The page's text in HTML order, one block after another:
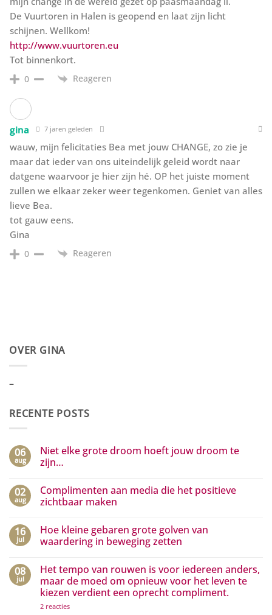
De Vuurtoren in Halen is geopend en laat zijn licht
schijnen. Wellkom!
http://www.vuurtoren.eu
Tot binnenkort.
0 Reageren
gina 7 jaren geleden
wauw, mijn felicitaties Bea met jouw CHANGE, zo zie je
maar dat ieder van ons uiteindelijk geleid wordt naar
datgene waarvoor je hier zijn hé. OP het juiste moment
zullen we elkaar zeker weer tegenkomen. Geniet van alles
lieve Bea.
tot gauw eens.
Gina
0 Reageren
OVER GINA
–
RECENTE POSTS
06
aug
Niet elke grote droom hoeft jouw droom te
zijn…
op
Niet
elke
hoeft
jouw
droom
02
aug
Complimenten aan media die het positieve
zichtbaar maken
op
Complimenten
aan
het
positieve
zichtbaar
maken
16
jul
Hoe kleine gebaren grote golven van
waardering in beweging zetten
op
Hoe
kleine
gebaren
golven
08
jul
Het tempo van rouwen is voor iedereen anders,
maar de moed om opnieuw voor het leven te
kiezen verdient een oprecht compliment.
2 reactiesop